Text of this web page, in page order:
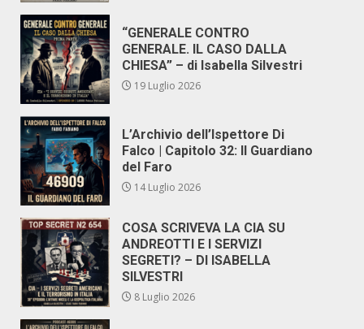
“GENERALE CONTRO
GENERALE. IL CASO DALLA
CHIESA” – di Isabella Silvestri
19 Luglio 2026
L’Archivio dell’Ispettore Di
Falco | Capitolo 32: Il Guardiano
del Faro
14 Luglio 2026
COSA SCRIVEVA LA CIA SU
ANDREOTTI E I SERVIZI
SEGRETI? – DI ISABELLA
SILVESTRI
8 Luglio 2026